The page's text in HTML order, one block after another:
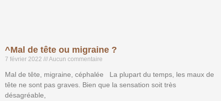
^Mal de tête ou migraine ?
7 février 2022 Aucun commentaire
Mal de tête, migraine, céphalée La plupart du temps, les maux de
tête ne sont pas graves. Bien que la sensation soit très
désagréable,